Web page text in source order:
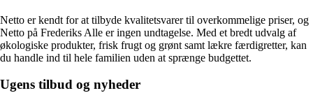
Netto er kendt for at tilbyde kvalitetsvarer til overkommelige priser, og
Netto på Frederiks Alle er ingen undtagelse. Med et bredt udvalg af
økologiske produkter, frisk frugt og grønt samt lækre færdigretter, kan
du handle ind til hele familien uden at sprænge budgettet.
Ugens tilbud og nyheder